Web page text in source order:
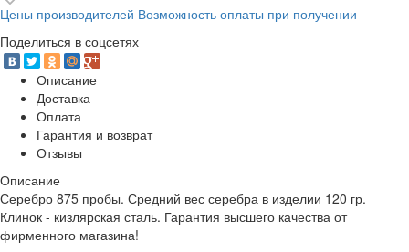
Цены производителей Возможность оплаты при получении
Поделиться в соцсетях
Описание
Доставка
Оплата
Гарантия и возврат
Отзывы
Описание
Серебро 875 пробы. Средний вес серебра в изделии 120 гр.
Клинок - кизлярская сталь. Гарантия высшего качества от
фирменного магазина!